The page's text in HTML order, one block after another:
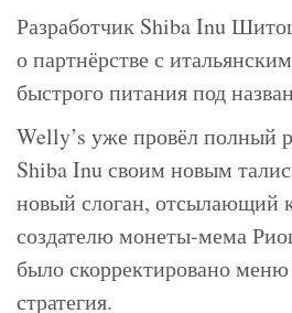
Разработчик Shiba Inu
о партнёрстве с
быстрого питания под
Welly’s уже провёл полный
Shiba Inu своим новым
новый слоган, отсылающий
создателю монеты-мема
было скорректировано
стратегия.